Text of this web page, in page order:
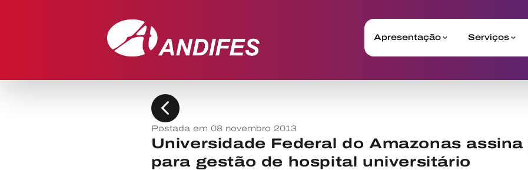
Apresentação Serviços
chevron_left
Postada em 08 novembro 2013
Universidade Federal do Amazonas
para gestão de hospital universitário